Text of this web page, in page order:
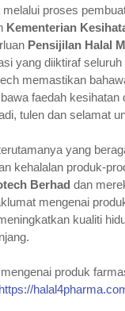
proses
Kementerian
Pensijilan Halal
yang diiktiraf seluruh
memastikan
faedah kesihatan
tulen dan selamat
yang
kehalalan produk-
Berhad dan
mengenai
kualiti
produk
https://